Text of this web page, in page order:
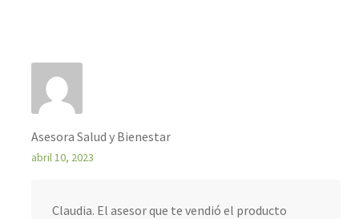
Asesora Salud y Bienestar
abril 10, 2023
Claudia. El asesor que te vendió el producto